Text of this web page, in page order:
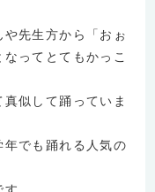
先生方から「おぉ
ってとてもかっこ
似して踊っていま
でも踊れる人気の